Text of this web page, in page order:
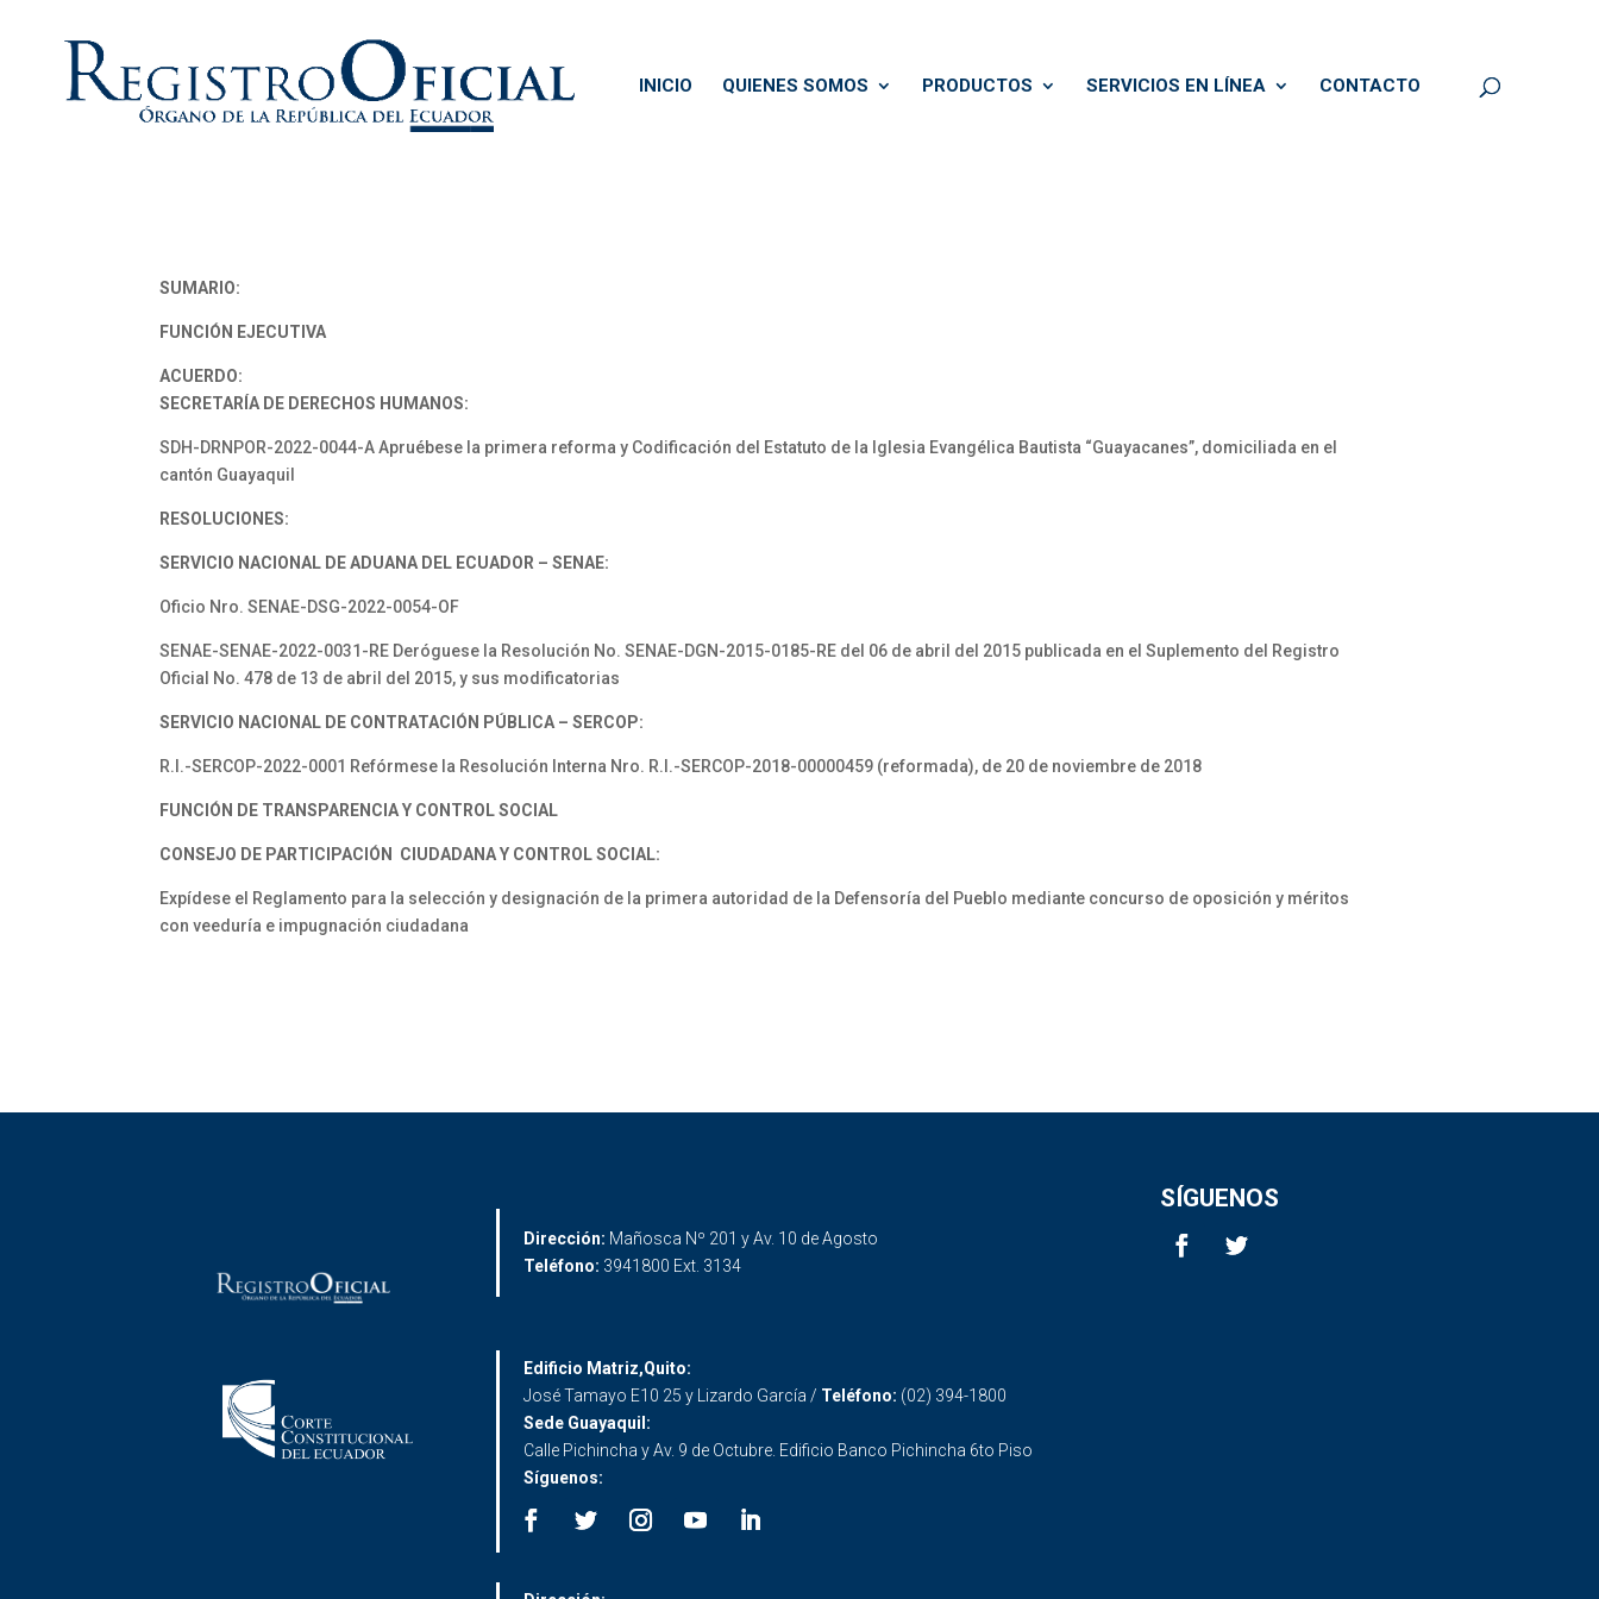
INICIO QUIENES SOMOS PRODUCTOS SERVICIOS EN LÍNEA CONTACTO
SUMARIO:
FUNCIÓN EJECUTIVA
ACUERDO:
SECRETARÍA DE DERECHOS HUMANOS:
SDH-DRNPOR-2022-0044-A Apruébese la primera reforma y Codificación del Estatuto de la Iglesia Evangélica Bautista “Guayacanes”, domiciliada en el
cantón Guayaquil
RESOLUCIONES:
SERVICIO NACIONAL DE ADUANA DEL ECUADOR – SENAE:
Oficio Nro. SENAE-DSG-2022-0054-OF
SENAE-SENAE-2022-0031-RE Deróguese la Resolución No. SENAE-DGN-2015-0185-RE del 06 de abril del 2015 publicada en el Suplemento del Registro
Oficial No. 478 de 13 de abril del 2015, y sus modificatorias
SERVICIO NACIONAL DE CONTRATACIÓN PÚBLICA – SERCOP:
R.I.-SERCOP-2022-0001 Refórmese la Resolución Interna Nro. R.I.-SERCOP-2018-00000459 (reformada), de 20 de noviembre de 2018
FUNCIÓN DE TRANSPARENCIA Y CONTROL SOCIAL
CONSEJO DE PARTICIPACIÓN CIUDADANA Y CONTROL SOCIAL:
Expídese el Reglamento para la selección y designación de la primera autoridad de la Defensoría del Pueblo mediante concurso de oposición y méritos
con veeduría e impugnación ciudadana
Dirección: Mañosca Nº 201 y Av. 10 de Agosto
Teléfono: 3941800 Ext. 3134
SÍGUENOS
Edificio Matriz,Quito:
José Tamayo E10 25 y Lizardo García / Teléfono: (02) 394-1800
Sede Guayaquil:
Calle Pichincha y Av. 9 de Octubre. Edificio Banco Pichincha 6to Piso
Síguenos: